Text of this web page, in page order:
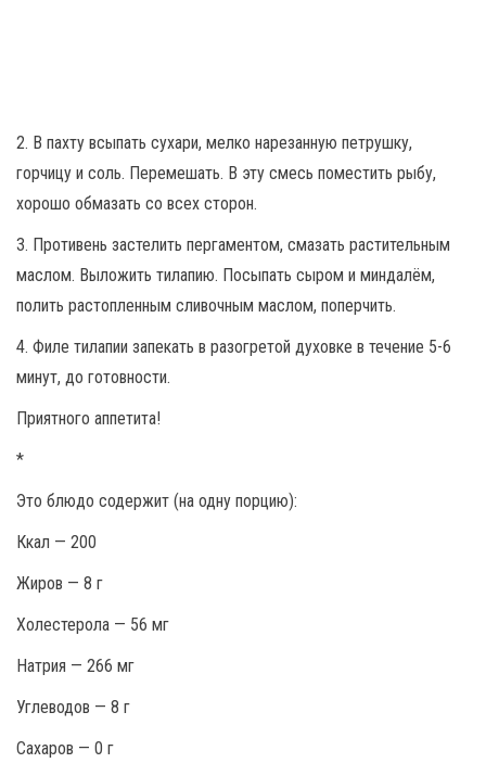
2. В пахту всыпать сухари, мелко нарезанную петрушку,
горчицу и соль. Перемешать. В эту смесь поместить рыбу,
хорошо обмазать со всех сторон.
3. Противень застелить пергаментом, смазать растительным
маслом. Выложить тилапию. Посыпать сыром и миндалём,
полить растопленным сливочным маслом, поперчить.
4. Филе тилапии запекать в разогретой духовке в течение 5-6
минут, до готовности.
Приятного аппетита!
*
Это блюдо содержит (на одну порцию):
Ккал — 200
Жиров — 8 г
Холестерола — 56 мг
Натрия — 266 мг
Углеводов — 8 г
Сахаров — 0 г